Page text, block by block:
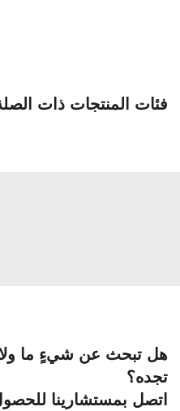
فئات المنتجات ذات الصلة
هل تبحث عن شيءٍ ما ولا
تجده؟
اتصل بمستشارينا للحصول